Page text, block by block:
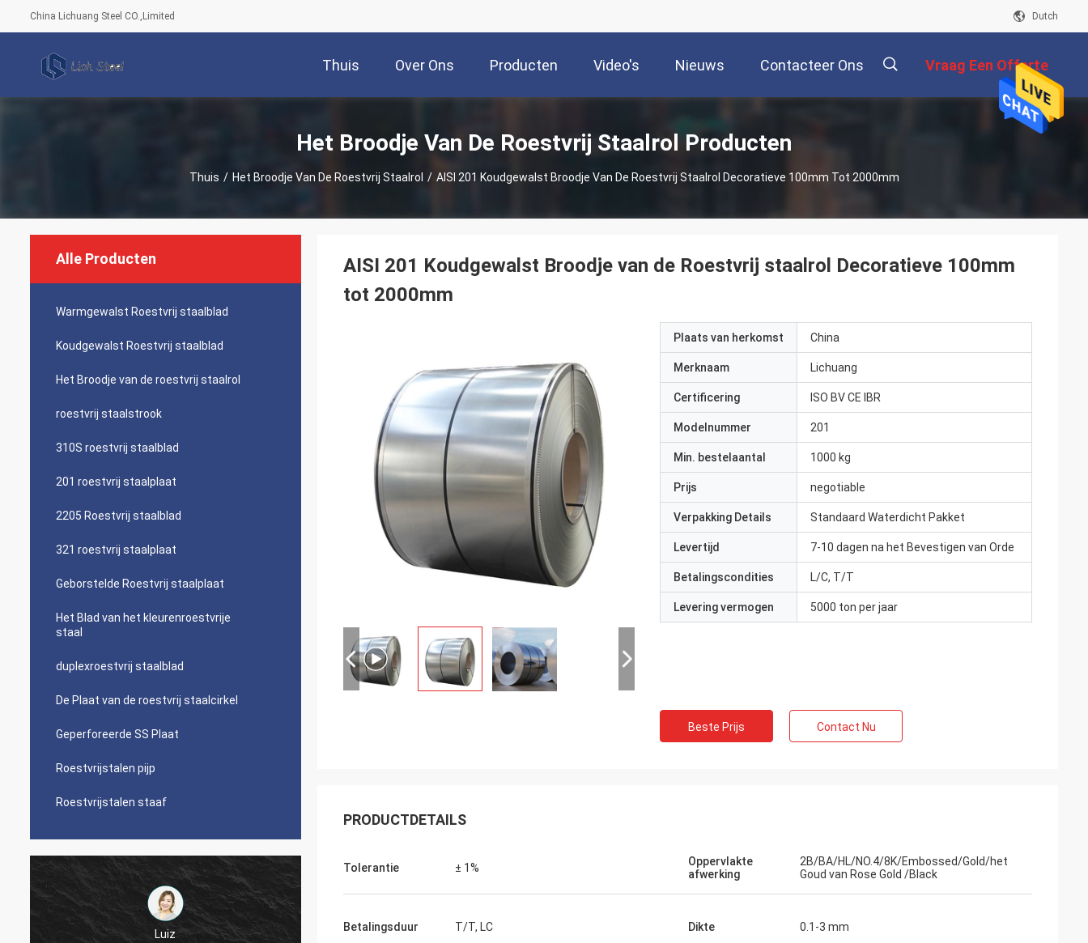
China Lichuang Steel CO.,Limited Dutch
Thuis Over Ons Producten Video's Nieuws Contacteer Ons Vraag Een Offerte
Aan
Het Broodje Van De Roestvrij Staalrol Producten
Thuis / Het Broodje Van De Roestvrij Staalrol / AISI 201 Koudgewalst Broodje Van De Roestvrij Staalrol Decoratieve 100mm Tot 2000mm
Alle Producten
Warmgewalst Roestvrij staalblad
Koudgewalst Roestvrij staalblad
Het Broodje van de roestvrij staalrol
roestvrij staalstrook
310S roestvrij staalblad
201 roestvrij staalplaat
2205 Roestvrij staalblad
321 roestvrij staalplaat
Geborstelde Roestvrij staalplaat
Het Blad van het kleurenroestvrije
staal
duplexroestvrij staalblad
De Plaat van de roestvrij staalcirkel
Geperforeerde SS Plaat
Roestvrijstalen pijp
Roestvrijstalen staaf
Paul
AISI 201 Koudgewalst Broodje van de Roestvrij staalrol Decoratieve 100mm
tot 2000mm
Plaats van herkomst China
Merknaam Lichuang
Certificering ISO BV CE IBR
Modelnummer 201
Min. bestelaantal 1000 kg
Prijs negotiable
Verpakking Details Standaard Waterdicht Pakket
Levertijd 7-10 dagen na het Bevestigen van Orde
Betalingscondities L/C, T/T
Levering vermogen 5000 ton per jaar
Beste Prijs Contact Nu
PRODUCTDETAILS
Tolerantie ± 1%
Oppervlakte
afwerking
2B/BA/HL/NO.4/8K/Embossed/Gold/het
Goud van Rose Gold /Black
Betalingsduur T/T, LC Dikte 0.1-3 mm